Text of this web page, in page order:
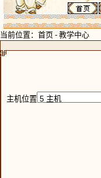
当前位置： 首页 - 教学中心
主机位置